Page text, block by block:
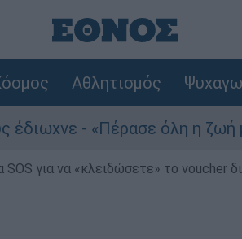
Αθλητισμός
- «Πέρασε όλη η ζωή
για να «κλειδώσετε» το voucher